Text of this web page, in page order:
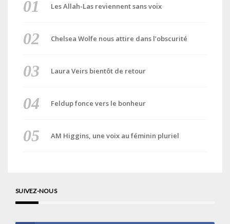
Les Allah-Las reviennent sans voix
Chelsea Wolfe nous attire dans l’obscurité
Laura Veirs bientôt de retour
Feldup fonce vers le bonheur
AM Higgins, une voix au féminin pluriel
SUIVEZ-NOUS